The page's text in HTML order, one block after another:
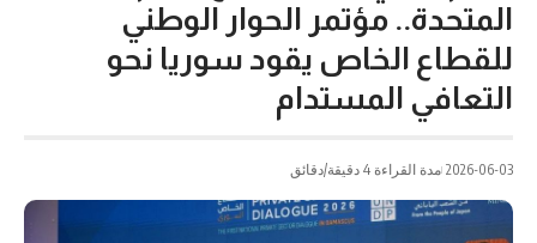
المتحدة.. مؤتمر الحوار الوطني
للقطاع الخاص يقود سوريا نحو
التعافي المستدام
2026-06-03 مدة القراءة 4 دقيقة/دقائق